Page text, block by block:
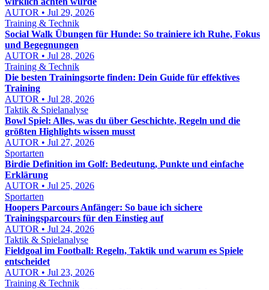
AUTOR • Jul 29, 2026
Training & Technik
Social Walk Übungen für Hunde: So trainiere ich Ruhe, Fokus
und Begegnungen
AUTOR • Jul 28, 2026
Training & Technik
Die besten Trainingsorte finden: Dein Guide für effektives
Training
AUTOR • Jul 28, 2026
Taktik & Spielanalyse
Bowl Spiel: Alles, was du über Geschichte, Regeln und die
größten Highlights wissen musst
AUTOR • Jul 27, 2026
Sportarten
Birdie Definition im Golf: Bedeutung, Punkte und einfache
Erklärung
AUTOR • Jul 25, 2026
Sportarten
Hoopers Parcours Anfänger: So baue ich sichere
Trainingsparcours für den Einstieg auf
AUTOR • Jul 24, 2026
Taktik & Spielanalyse
Fieldgoal im Football: Regeln, Taktik und warum es Spiele
entscheidet
AUTOR • Jul 23, 2026
Training & Technik